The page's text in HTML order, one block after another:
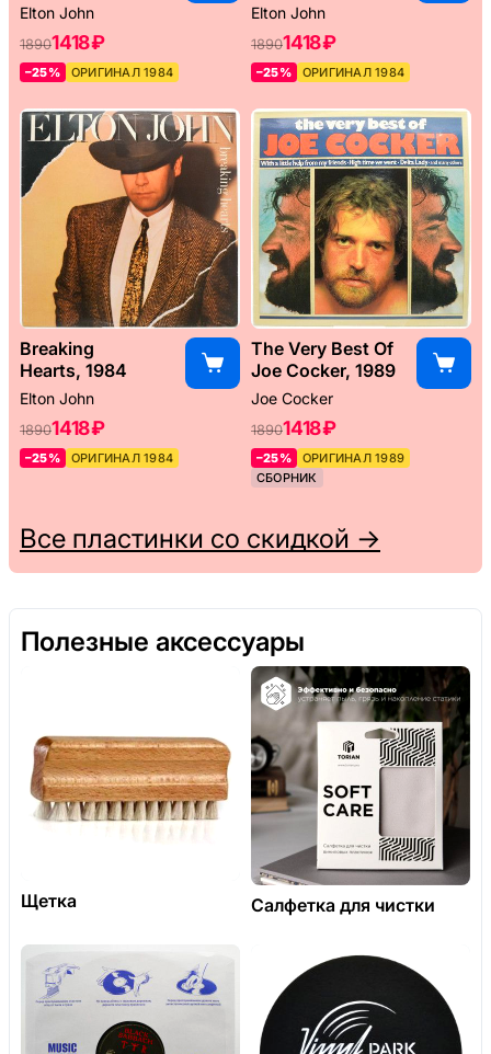
Elton John
18901418 ₽
–25% ОРИГИНАЛ 1984
Elton John
18901418 ₽
–25% ОРИГИНАЛ 1984
Breaking
Hearts, 1984
Elton John
18901418 ₽
–25% ОРИГИНАЛ 1984
The Very Best Of
Joe Cocker, 1989
Joe Cocker
18901418 ₽
–25%
ОРИГИНАЛ 1989
СБОРНИК
Все пластинки со скидкой →
Полезные аксессуары
Щетка Салфетка для чистки